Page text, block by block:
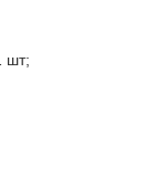
шт;